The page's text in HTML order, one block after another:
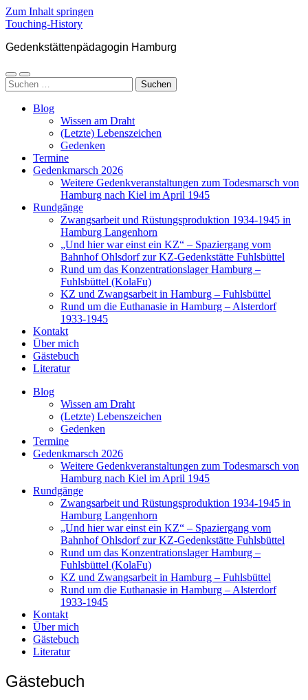
Zum Inhalt springen
Touching-History
Gedenkstättenpädagogin Hamburg
Mobile-
Menü
Suchfeld
ein-/ausblenden
Suchen
nach:
Blog
Wissen am Draht
(Letzte) Lebenszeichen
Gedenken
Termine
Gedenkmarsch 2026
Weitere Gedenkveranstaltungen zum Todesmarsch von
Hamburg nach Kiel im April 1945
Rundgänge
Zwangsarbeit und Rüstungsproduktion 1934-1945 in
Hamburg Langenhorn
„Und hier war einst ein KZ“ – Spaziergang vom
Bahnhof Ohlsdorf zur KZ-Gedenkstätte Fuhlsbüttel
Rund um das Konzentrationslager Hamburg –
Fuhlsbüttel (KolaFu)
KZ und Zwangsarbeit in Hamburg – Fuhlsbüttel
Rund um die Euthanasie in Hamburg – Alsterdorf
1933-1945
Kontakt
Über mich
Gästebuch
Literatur
Blog
Wissen am Draht
(Letzte) Lebenszeichen
Gedenken
Termine
Gedenkmarsch 2026
Weitere Gedenkveranstaltungen zum Todesmarsch von
Hamburg nach Kiel im April 1945
Rundgänge
Zwangsarbeit und Rüstungsproduktion 1934-1945 in
Hamburg Langenhorn
„Und hier war einst ein KZ“ – Spaziergang vom
Bahnhof Ohlsdorf zur KZ-Gedenkstätte Fuhlsbüttel
Rund um das Konzentrationslager Hamburg –
Fuhlsbüttel (KolaFu)
KZ und Zwangsarbeit in Hamburg – Fuhlsbüttel
Rund um die Euthanasie in Hamburg – Alsterdorf
1933-1945
Kontakt
Über mich
Gästebuch
Literatur
Gästebuch